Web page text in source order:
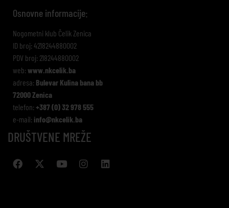
Osnovne informacije:
Nogometni klub Čelik Zenica
ID broj: 4218244880002
PDV broj: 218244880002
web: www.nkcelik.ba
adresa: Bulevar Kulina bana bb
72000 Zenica
telefon: +387 (0) 32 978 555
e-mail: info@nkcelik.ba
DRUŠTVENE MREŽE